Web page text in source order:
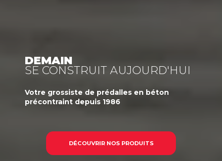
DEMAIN
SE CONSTRUIT AUJOURD'HUI
Votre grossiste de prédalles en béton
précontraint depuis 1986
DÉCOUVRIR NOS PRODUITS